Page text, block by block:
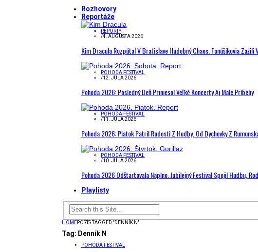
Rozhovory
Reportáže
REPORTY
/4. AUGUSTA 2026
Kim Dracula Rozpútal V Bratislave Hudobný Chaos. Fanúšikovia Zažili
POHODA FESTIVAL
/12. JÚLA 2026
Pohoda 2026: Posledný Deň Priniesol Veľké Koncerty Aj Malé Príbehy
POHODA FESTIVAL
/11. JÚLA 2026
Pohoda 2026: Piatok Patril Radosti Z Hudby. Od Dychovky Z
POHODA FESTIVAL
/10. JÚLA 2026
Pohoda 2026 Odštartovala Naplno. Jubilejný Festival Spojil Hudbu,
Playlisty
HOMEPOSTS TAGGED "DENNÍK N"
Tag: Denník N
POHODA FESTIVAL